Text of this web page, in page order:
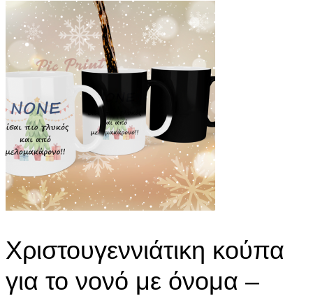
Xριστουγεννιάτικη κούπα
για το νονό με όνομα –